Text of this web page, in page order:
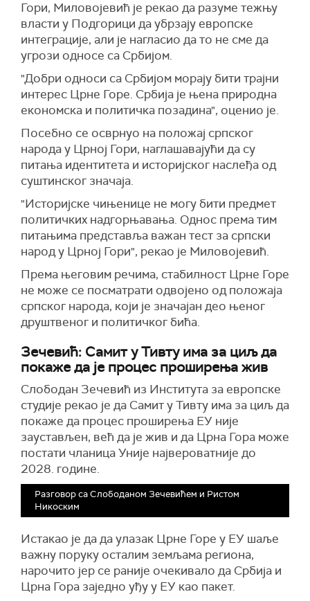
Гори, Миловојевић је рекао да разуме тежњу
власти у Подгорици да убрзају европске
интеграције, али је нагласио да то не сме да
угрози односе са Србијом.
"Добри односи са Србијом морају бити трајни
интерес Црне Горе. Србија је њена природна
економска и политичка позадина", оценио је.
Посебно се осврнуо на положај српског
народа у Црној Гори, наглашавајући да су
питања идентитета и историјског наслеђа од
суштинског значаја.
"Историјске чињенице не могу бити предмет
политичких надгорњавања. Однос према тим
питањима представља важан тест за српски
народ у Црној Гори", рекао је Миловојевић.
Према његовим речима, стабилност Црне Горе
не може се посматрати одвојено од положаја
српског народа, који је значајан део њеног
друштвеног и политичког бића.
Зечевић: Самит у Тивту има за циљ да
покаже да је процес проширења жив
Слободан Зечевић из Института за европске
студије рекао је да Самит у Тивту има за циљ да
покаже да процес проширења ЕУ није
заустављен, већ да је жив и да Црна Гора може
постати чланица Уније највероватније до
2028. године.
Разговор са Слободаном Зечевићем и Ристом
Никоским
Истакао је да да улазак Црне Горе у ЕУ шаље
важну поруку осталим земљама региона,
нарочито јер се раније очекивало да Србија и
Црна Гора заједно уђу у ЕУ као пакет.